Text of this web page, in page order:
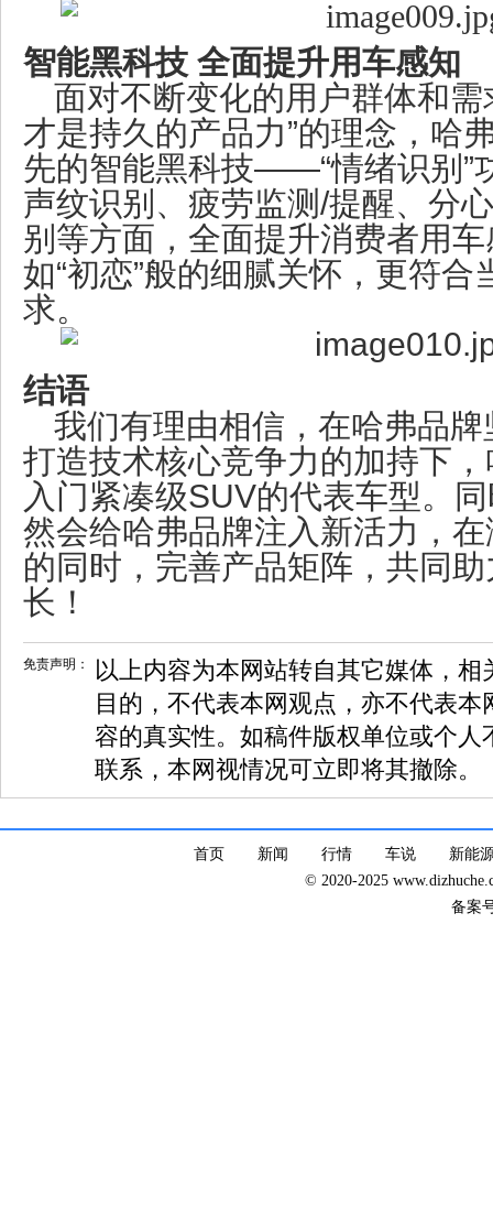
智能黑科技 全面提升用车感知
面对不断变化的用户群体和需
才是持久的产品力”的理念，哈
先的智能黑科技——“情绪识别”
声纹识别、疲劳监测/提醒、分
别等方面，全面提升消费者用
如“初恋”般的细腻关怀，更符
求。
结语
我们有理由相信，在哈弗品
打造技术核心竞争力的加持下
入门紧凑级SUV的代表车型。
然会给哈弗品牌注入新活力，
的同时，完善产品矩阵，共同
长！
免责声明：
以上内容为本网站转自其它媒体，
目的，不代表本网观点，亦不代表
容的真实性。如稿件版权单位或个
联系，本网视情况可立即将其撤除。
首页 新闻 行情 车说
新能
© 2020-2025
备案